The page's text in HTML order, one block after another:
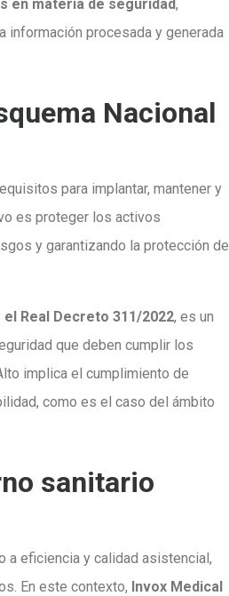
en materia de seguridad,
información procesada y generada
Nacional
para implantar, mantener y
es proteger los activos
y garantizando la protección de
el Real Decreto 311/2022, es un
que deben cumplir los
implica el cumplimiento de
como es el caso del ámbito
sanitario
a eficiencia y calidad asistencial,
En este contexto, Invox Medical